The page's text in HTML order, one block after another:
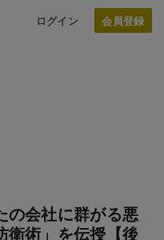
ログイン
の会社に群がる悪
術」を伝授【後